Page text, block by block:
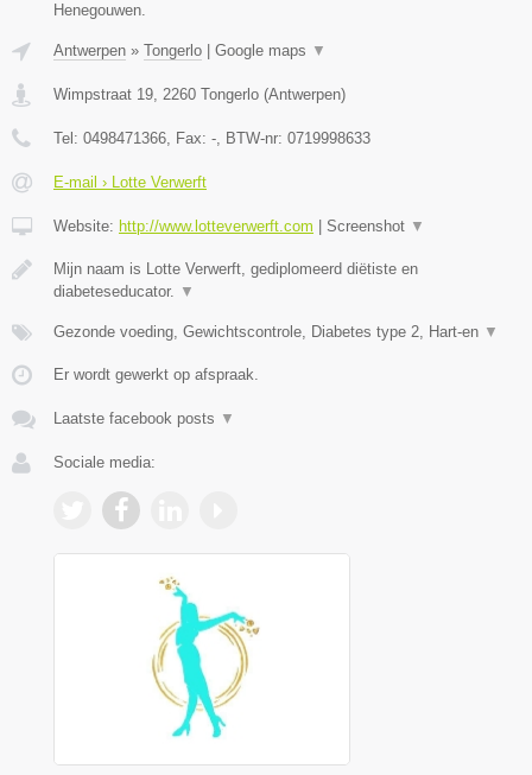
Henegouwen.
Antwerpen » Tongerlo Google maps ▼
Wimpstraat 19, 2260 Tongerlo (Antwerpen)
Tel: 0498471366, Fax: -, BTW-nr: 0719998633
E-mail › Lotte Verwerft
Website: http://www.lotteverwerft.com Screenshot ▼
Mijn naam is Lotte Verwerft, gediplomeerd diëtiste en
diabeteseducator. ▼
Gezonde voeding, Gewichtscontrole, Diabetes type 2, Hart-en ▼
Er wordt gewerkt op afspraak.
Laatste facebook posts ▼
Sociale media: